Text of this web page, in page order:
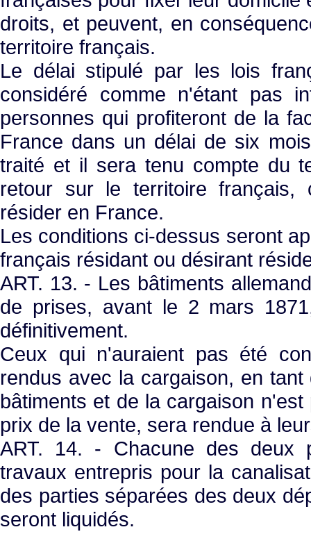
droits, et peuvent, en
territoire français.
Le délai stipulé par les lois
considéré comme n'étant pas
personnes qui profiteront de la
France dans un délai de six
traité et il sera tenu compte du
retour sur le territoire français,
résider en France.
Les conditions ci-dessus seront
français résidant ou désirant
ART. 13. - Les bâtiments
de prises, avant le 2 mars
définitivement.
Ceux qui n'auraient pas été
rendus avec la cargaison, en
bâtiments et de la cargaison
prix de la vente, sera rendue à
ART. 14. - Chacune des deux
travaux entrepris pour la
des parties séparées des deux
seront liquidés.